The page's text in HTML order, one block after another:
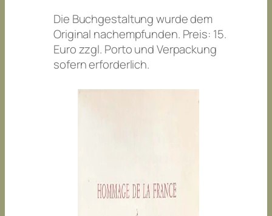
Die Buchgestaltung wurde dem
Original nachempfunden. Preis: 15.
Euro zzgl. Porto und Verpackung
sofern erforderlich.